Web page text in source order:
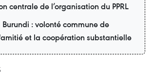
centrale de l’organisation du PPRL
: volonté commune de
et la coopération substantielle